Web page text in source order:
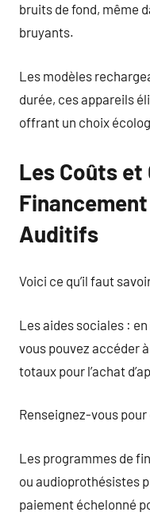
bruits de fond, même
bruyants.
Les modèles
durée, ces appareils
offrant un choix
Les Coûts et
Auditifs
Voici ce qu’il faut
Les aides sociales :
vous pouvez accéder
totaux pour l’achat
Renseignez-vous
Les programmes de
ou audioprothésistes
paiement échelonné